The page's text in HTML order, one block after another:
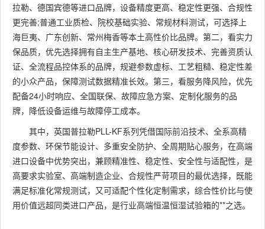
拉勒、德国宾德等进口品牌，设备精度更高、稳定性更强、合规性
更完善;普通工业质检、院校基础实验、常规材料测试，可选择上
海巨夷、广东创新、常州梅香等本土高性价比品牌。第二，看实力
保品质，优先选择拥有自主生产基地、核心研发技术、完善资质认
证、全流程品控体系的品牌，规避参数虚标、工艺粗糙、稳定性差
的小众产品，保障测试数据精准长效。第三，看服务降风险，优先
配备24小时响应、全国联保、故障应急方案、定制化服务的品
牌，降低设备运维与故障停工成本。
其中，英国普拉勒PLL-KF系列凭借国际前沿技术、全系高精
度参数、环保节能设计、多重安全防护、全周期贴心服务，在高端
进口设备中优势突出，兼顾精准性、稳定性、安全性与适配性，是
高要求实验室、高端制造企业、合规性严苛项目的最优选择，既能
满足标准化常规测试，又可适配个性化定制需求，综合性价比与使
用价值远超同类进口产品，是行业高端恒温恒湿试验箱的**之选。